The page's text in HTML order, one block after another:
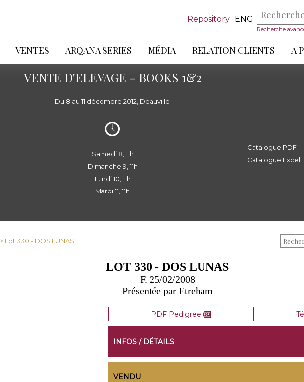
Repository ENG
Recherche
VENTES ARQANA SERIES MÉDIA RELATION CLIENTS A
VENTE D'ELEVAGE - BOOKS 1&2
Du 8 au 11 décembre 2012, Deauville
Samedi 8, 11h
Dimanche 9, 11h
Lundi 10, 11h
Mardi 11, 11h
Catalogue PDF
Catalogue Excel
> Lot 330 - DOS LUNAS
LOT 330 - DOS LUNAS
F. 25/02/2008
Présentée par Etreham
PDF Pedigree
INFOS / DÉTAILS
VENDU